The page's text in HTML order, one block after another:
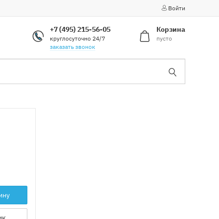
Войти
+7 (495) 215-56-05
круглосуточно 24/7
заказать звонок
Корзина
пусто